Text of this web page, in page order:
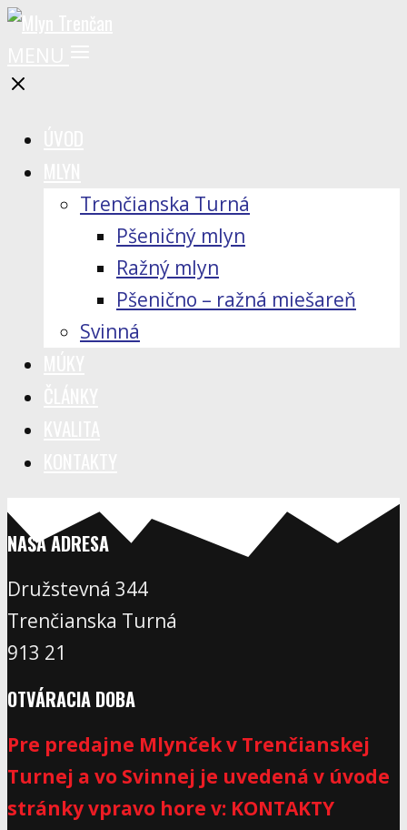
Trenčianska Turná
Pšeničný mlyn
Ražný mlyn
Pšenično – ražná miešareň
Svinná
NAŠA ADRESA
Družstevná 344
Trenčianska Turná
913 21
OTVÁRACIA DOBA
Pre predajne Mlynček v Trenčianskej
Turnej a vo Svinnej je uvedená v úvode
stránky vpravo hore v: KONTAKTY